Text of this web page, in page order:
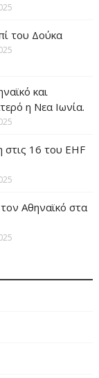
του Δούκα
και
η Νεα Ιωνία.
16 του EHF
Αθηναϊκό στα